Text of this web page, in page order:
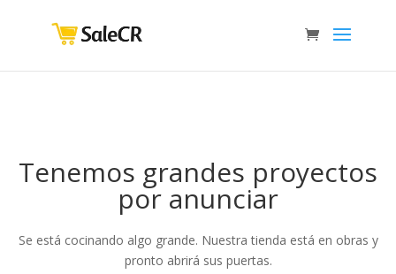
Tenemos grandes proyectos
por anunciar
Se está cocinando algo grande. Nuestra tienda está en obras y
pronto abrirá sus puertas.